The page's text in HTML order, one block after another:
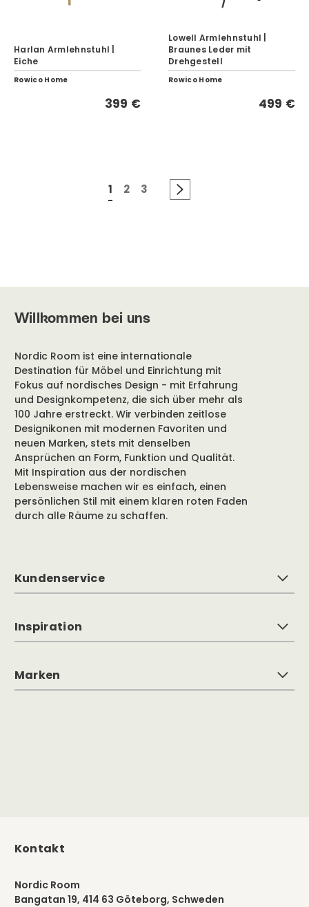
Harlan Armlehnstuhl |
Eiche
Rowico Home
399 €
Lowell Armlehnstuhl |
Braunes Leder mit
Drehgestell
Rowico Home
499 €
1 2 3
Willkommen bei uns
Nordic Room ist eine internationale
Destination für Möbel und Einrichtung mit
Fokus auf nordisches Design - mit Erfahrung
und Designkompetenz, die sich über mehr als
100 Jahre erstreckt. Wir verbinden zeitlose
Designikonen mit modernen Favoriten und
neuen Marken, stets mit denselben
Ansprüchen an Form, Funktion und Qualität.
Mit Inspiration aus der nordischen
Lebensweise machen wir es einfach, einen
persönlichen Stil mit einem klaren roten Faden
durch alle Räume zu schaffen.
Kundenservice
Inspiration
Marken
Kontakt
Nordic Room
Bangatan 19, 414 63 Göteborg, Schweden